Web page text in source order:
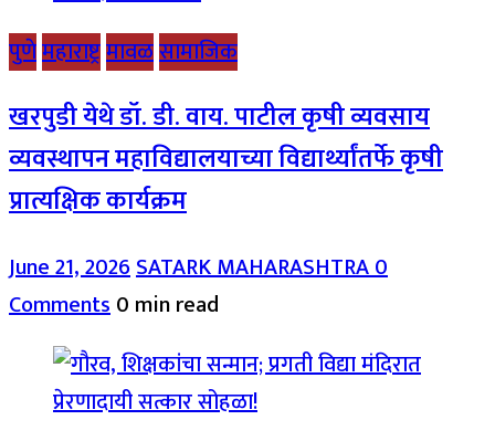
पुणेमहाराष्ट्रमावळसामाजिक
खरपुडी येथे डॉ. डी. वाय. पाटील कृषी व्यवसाय
व्यवस्थापन महाविद्यालयाच्या विद्यार्थ्यांतर्फे कृषी
प्रात्यक्षिक कार्यक्रम
June 21, 2026SATARK MAHARASHTRA0
Comments0 min read